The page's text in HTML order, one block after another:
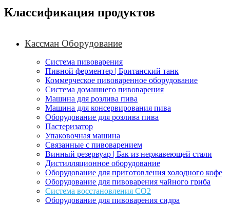
Классификация продуктов
Кассман Оборудование
Система пивоварения
Пивной ферментер | Британский танк
Коммерческое пивоваренное оборудование
Система домашнего пивоварения
Машина для розлива пива
Машина для консервирования пива
Оборудование для розлива пива
Пастеризатор
Упаковочная машина
Связанные с пивоварением
Винный резервуар | Бак из нержавеющей стали
Дистилляционное оборудование
Оборудование для приготовления холодного кофе
Оборудование для пивоварения чайного гриба
Система восстановления CO2
Оборудование для пивоварения сидра